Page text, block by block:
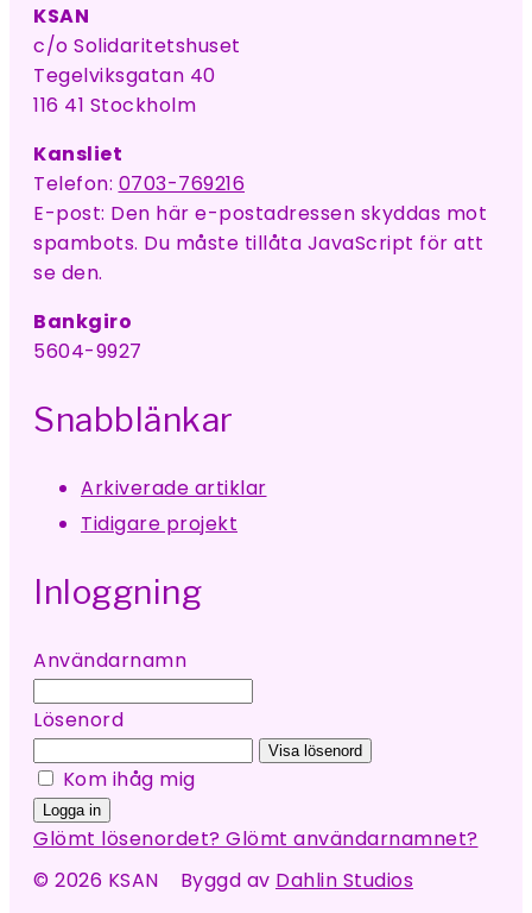
KSAN
c/o Solidaritetshuset
Tegelviksgatan 40
116 41 Stockholm
Kansliet
Telefon: 0703-769216
E-post: Den här e-postadressen skyddas mot
spambots. Du måste tillåta JavaScript för att
se den.
Bankgiro
5604-9927
Snabblänkar
Arkiverade artiklar
Tidigare projekt
Inloggning
Användarnamn
Lösenord
Visa lösenord
Kom ihåg mig
Logga in
Glömt lösenordet? Glömt användarnamnet?
© 2026 KSAN Byggd av Dahlin Studios